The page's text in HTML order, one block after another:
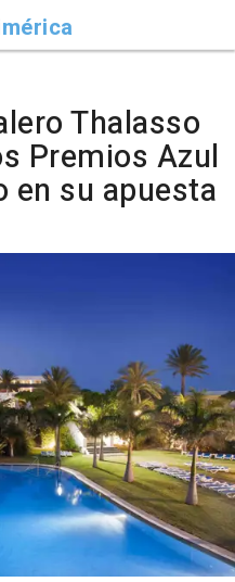
mérica
Thalasso
Premios Azul
en su apuesta